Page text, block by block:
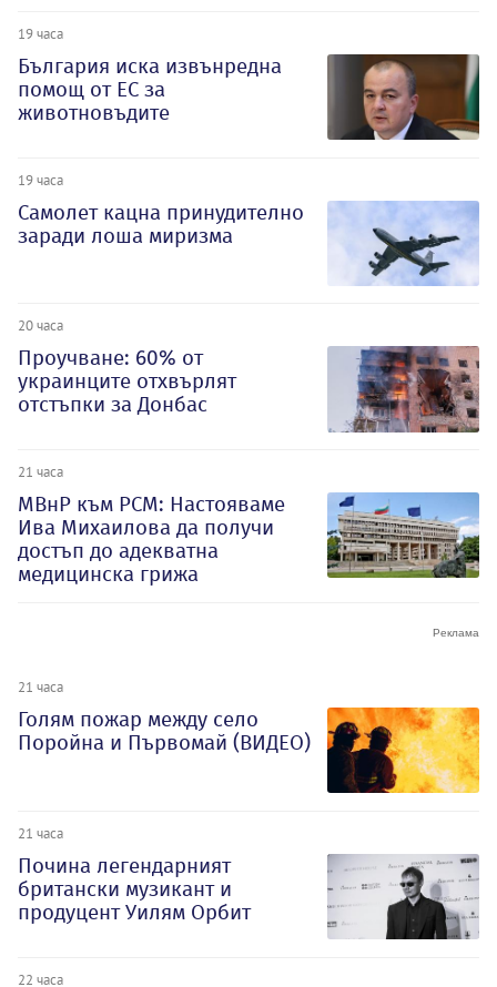
19 часа
България иска извънредна
помощ от ЕС за
животновъдите
19 часа
Самолет кацна принудително
заради лоша миризма
20 часа
Проучване: 60% от
украинците отхвърлят
отстъпки за Донбас
21 часа
МВнР към РСМ: Настояваме
Ива Михаилова да получи
достъп до адекватна
медицинска грижа
21 часа
Голям пожар между село
Поройна и Първомай (ВИДЕО)
21 часа
Почина легендарният
британски музикант и
продуцент Уилям Орбит
22 часа